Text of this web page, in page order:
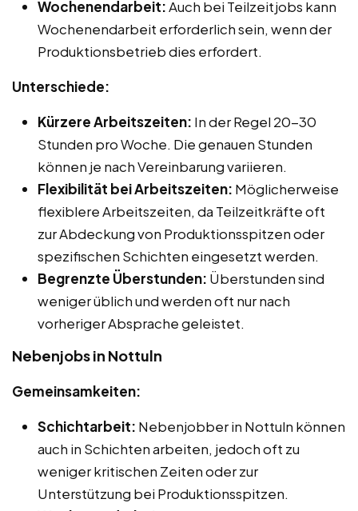
Wochenendarbeit:Auch bei Teilzeitjobs kann
Wochenendarbeit erforderlich sein, wenn der
Produktionsbetrieb dies erfordert.
Unterschiede:
Kürzere Arbeitszeiten: In der Regel 20-30
Stunden pro Woche. Die genauen Stunden
können je nach Vereinbarung variieren.
Flexibilität bei Arbeitszeiten: Möglicherweise
flexiblere Arbeitszeiten, da Teilzeitkräfte oft
zur Abdeckung von Produktionsspitzen oder
spezifischen Schichten eingesetzt werden.
Begrenzte Überstunden: Überstunden sind
weniger üblich und werden oft nur nach
vorheriger Absprache geleistet.
Nebenjobs in Nottuln
Gemeinsamkeiten:
Schichtarbeit: Nebenjobber in Nottuln können
auch in Schichten arbeiten, jedoch oft zu
weniger kritischen Zeiten oder zur
Unterstützung bei Produktionsspitzen.